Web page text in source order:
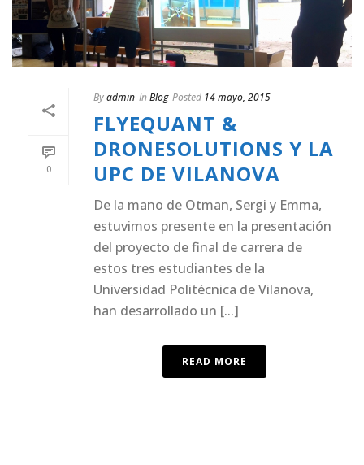
0
Byadmin InBlog Posted 14 mayo, 2015
FLYEQUANT &
DRONESOLUTIONS Y LA
UPC DE VILANOVA
De la mano de Otman, Sergi y Emma,
estuvimos presente en la presentación
del proyecto de final de carrera de
estos tres estudiantes de la
Universidad Politécnica de Vilanova,
han desarrollado un [...]
READ MORE